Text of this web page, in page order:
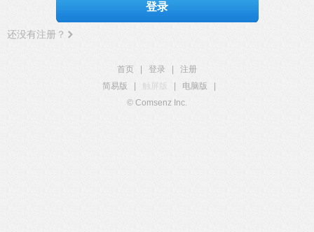
登录
还没有注册？
首页 登录
注册
简易版
触屏版 电脑版
© Comsenz Inc.